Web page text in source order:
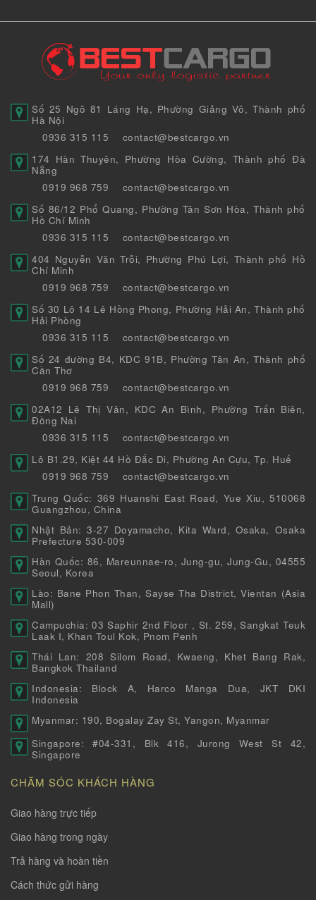
Số 25 Ngõ 81 Láng Hạ, Phường Giảng Võ, Thành phố
Hà Nội
0936 315 115
contact@bestcargo.vn
174 Hàn Thuyên, Phường Hòa Cường, Thành phố Đà
Nẵng
0919 968 759
contact@bestcargo.vn
Số 86/12 Phổ Quang, Phường Tân Sơn Hòa, Thành phố
Hồ Chí Minh
0936 315 115
contact@bestcargo.vn
404 Nguyễn Văn Trỗi, Phường Phú Lợi, Thành phố Hồ
Chí Minh
0919 968 759
contact@bestcargo.vn
Số 30 Lô 14 Lê Hồng Phong, Phường Hải An, Thành phố
Hải Phòng
0936 315 115
contact@bestcargo.vn
Số 24 đường B4, KDC 91B, Phường Tân An, Thành phố
Cần Thơ
0919 968 759
contact@bestcargo.vn
02A12 Lê Thị Vân, KDC An Bình, Phường Trấn Biên,
Đồng Nai
0936 315 115
contact@bestcargo.vn
Lô B1.29, Kiệt 44 Hồ Đắc Di, Phường An Cựu, Tp. Huế
0919 968 759
contact@bestcargo.vn
Trung Quốc: 369 Huanshi East Road, Yue Xiu, 510068
Guangzhou, China
Nhật Bản: 3-27 Doyamacho, Kita Ward, Osaka, Osaka
Prefecture 530-009
Hàn Quốc: 86, Mareunnae-ro, Jung-gu, Jung-Gu, 04555
Seoul, Korea
Lào: Bane Phon Than, Sayse Tha District, Vientan (Asia
Mall)
Campuchia: 03 Saphir 2nd Floor , St. 259, Sangkat Teuk
Laak I, Khan Toul Kok, Pnom Penh
Thái Lan: 208 Silom Road, Kwaeng, Khet Bang Rak,
Bangkok Thailand
Indonesia: Block A, Harco Manga Dua, JKT DKI
Indonesia
Myanmar: 190, Bogalay Zay St, Yangon, Myanmar
Singapore: #04-331, Blk 416, Jurong West St 42,
Singapore
CHĂM SÓC KHÁCH HÀNG
Giao hàng trực tiếp
Giao hàng trong ngày
Trả hàng và hoàn tiền
Cách thức gửi hàng